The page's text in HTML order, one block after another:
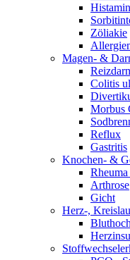
Zöliakie
Magen- &
Colitis
Morbus
Reflux
Gastritis
Knochen- &
Arthrose
Gicht
Herz-,